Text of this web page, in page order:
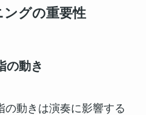
ングの重要性
の動き
の動きは演奏に影響する